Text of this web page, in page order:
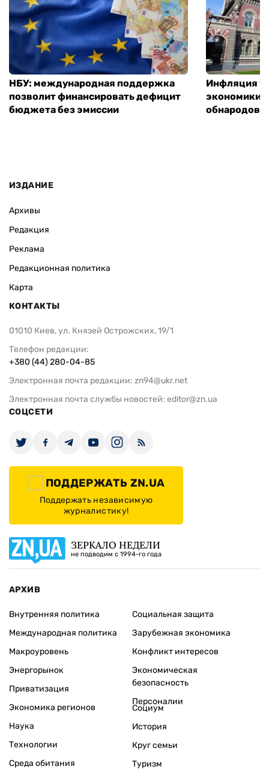
НБУ: международная поддержка
позволит финансировать дефицит
бюджета без эмиссии
Инфляция
экономики
ИЗДАНИЕ
Архивы
Редакция
Реклама
Редакционная политика
Карта
КОНТАКТЫ
01010 Киев, ул. Князей Острожских, 19/1
Телефон редакции:
+380 (44) 280-04-85
Электронная почта редакции: zn94@ukr.net
Электронная почта службы новостей: editor@zn.ua
СОЦСЕТИ
ПОДДЕРЖАТЬ ZN.UA
Поддержать независимую
журналистику!
ЗЕРКАЛО НЕДЕЛИ
не подводим с 1994-го года
АРХИВ
Внутренняя политика
Международная политика
Макроуровень
Энергорынок
Приватизация
Экономика регионов
Социальная защита
Зарубежная экономика
Конфликт интересов
Экономическая
безопасность
Персоналии
Наука
Технологии
Среда обитания
Социум
История
Круг семьи
Туризм